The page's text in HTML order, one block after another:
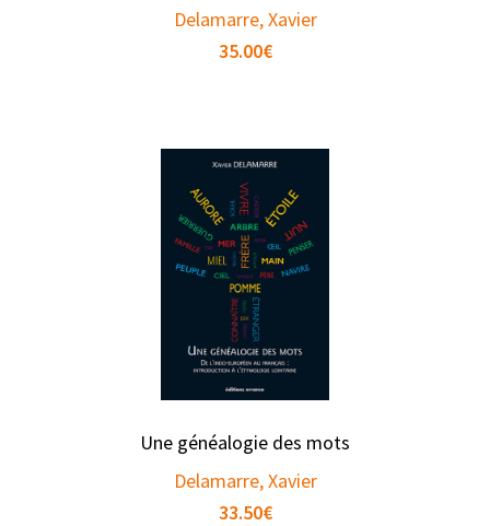
Delamarre, Xavier
35.00€
Une généalogie des mots
Delamarre, Xavier
33.50€